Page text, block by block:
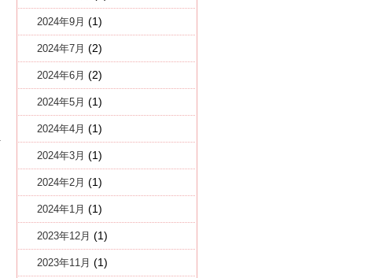
2024年9月 (1)
2024年7月 (2)
2024年6月 (2)
2024年5月 (1)
2024年4月 (1)
2024年3月 (1)
2024年2月 (1)
2024年1月 (1)
2023年12月 (1)
2023年11月 (1)